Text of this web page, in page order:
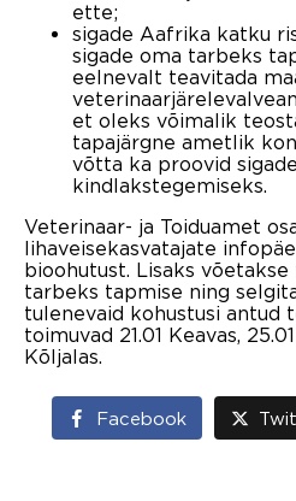
ette;
sigade Aafrika katku
sigade oma tarbeks
eelnevalt teavitada
et oleks võimalik
tapajärgne ametlik
võtta ka proovid
kindlakstegemiseks.
Veterinaar- ja Toiduamet
lihaveisekasvatajate
bioohutust. Lisaks võetakse
tarbeks tapmise ning
tulenevaid kohustusi antud
toimuvad 21.01 Keavas,
Kõljalas.
Facebook